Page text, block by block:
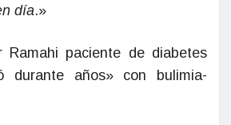
día.»
Ramahi paciente de diabetes
durante años» con bulimia-